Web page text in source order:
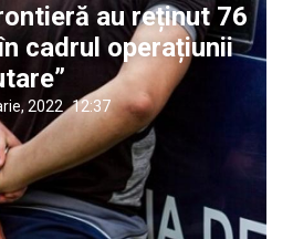
au reținut 76
cadrul operațiunii
2022 12:37